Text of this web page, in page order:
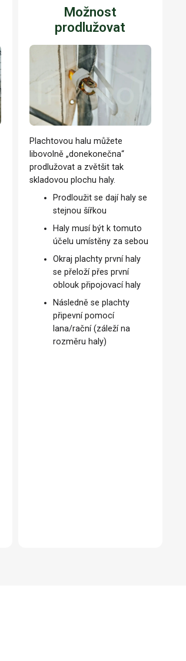
Možnost
prodlužovat
Plachtovou halu můžete
libovolně „donekonečna“
prodlužovat a zvětšit tak
skladovou plochu haly.
Prodloužit se dají haly se
stejnou šířkou
Haly musí být k tomuto
účelu umístěny za sebou
Okraj plachty první haly
se přeloží přes první
oblouk připojovací haly
Následně se plachty
připevní pomocí
lana/rační (záleží na
rozměru haly)